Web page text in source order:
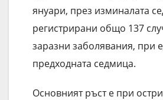
януари, през изминалата
регистрирани общо 137
заразни заболявания, при
предходната седмица.
Основният ръст е при